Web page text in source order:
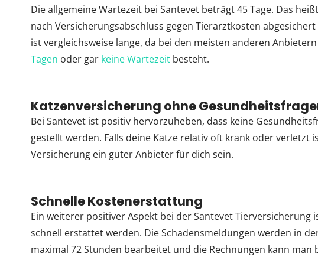
Die allgemeine Wartezeit bei Santevet beträgt 45 Tage. Das
nach Versicherungsabschluss gegen Tierarztkosten
ist vergleichsweise lange, da bei den meisten anderen
Tagen oder gar keine Wartezeit besteht.
Katzenversicherung ohne
Bei Santevet ist positiv hervorzuheben, dass keine
gestellt werden. Falls deine Katze relativ oft krank oder verletzt
Versicherung ein guter Anbieter für dich sein.
Schnelle Kostenerstattung
Ein weiterer positiver Aspekt bei der Santevet Tierversicherung
schnell erstattet werden. Die Schadensmeldungen werden in
maximal 72 Stunden bearbeitet und die Rechnungen kann man